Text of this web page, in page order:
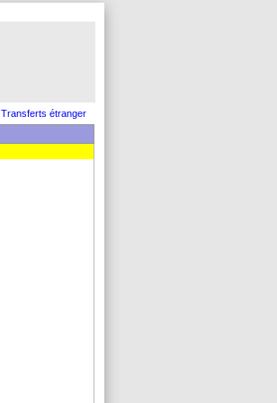
Transferts étranger